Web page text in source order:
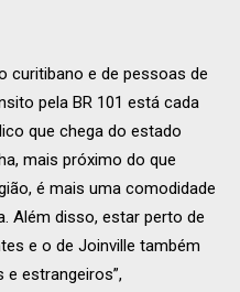
curitibano e de pessoas de
pela BR 101 está cada
que chega do estado
mais próximo do que
é mais uma comodidade
Além disso, estar perto de
e o de Joinville também
estrangeiros”,